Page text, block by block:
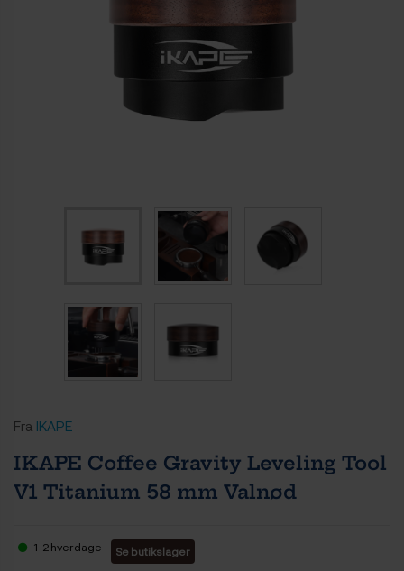
Fra IKAPE
IKAPE Coffee Gravity Leveling Tool
V1 Titanium 58 mm Valnød
1-2 hverdage Se butikslager